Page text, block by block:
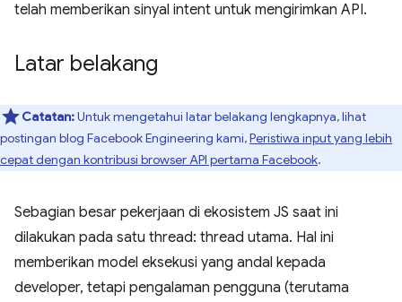
telah memberikan sinyal intent untuk mengirimkan API.
Latar belakang
Catatan:Untuk mengetahui latar belakang lengkapnya, lihat
postingan blog Facebook Engineering kami,Peristiwa input yang lebih
cepat dengan kontribusi browser API pertama Facebook.
Sebagian besar pekerjaan di ekosistem JS saat ini
dilakukan pada satu thread: thread utama. Hal ini
memberikan model eksekusi yang andal kepada
developer, tetapi pengalaman pengguna (terutama